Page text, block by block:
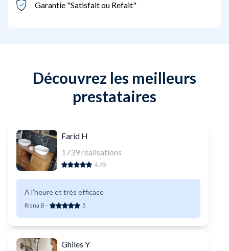
Garantie "Satisfait ou Refait"
Découvrez les meilleurs
prestataires
Farid H
1739réalisations
4.93
A l’heure et très efficace
Risna B - 5
Ghiles Y